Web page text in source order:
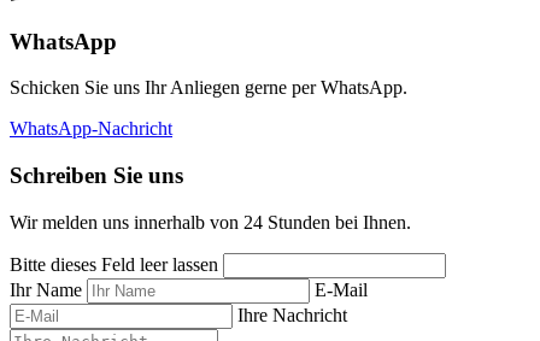
WhatsApp
Schicken Sie uns Ihr Anliegen gerne per WhatsApp.
WhatsApp-Nachricht
Schreiben Sie uns
Wir melden uns innerhalb von 24 Stunden bei Ihnen.
Bitte dieses Feld leer lassen
Ihr Name
E-Mail
Ihre Nachricht